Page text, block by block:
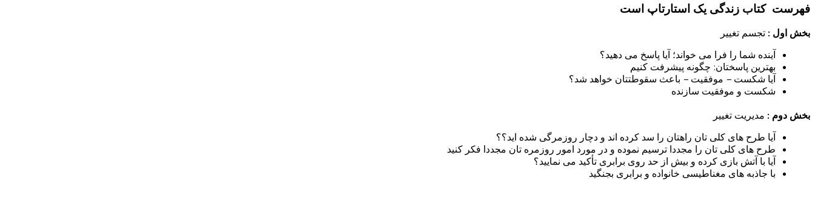
فهرست کتاب زندگی یک استارتاپ است
بخش اول : تجسم تغییر
آینده شما را فرا می خواند؛ آیا پاسخ می دهید؟
بهترین پاسختان: چگونه پیشرفت کنیم
آیا شکست – موفقیت – باعث سقوطتتان خواهد شد؟
شکست و موفقیت سازنده
بخش دوم : مدیریت تغییر
آیا طرح های کلی تان راهتان را سد کرده اند و دچار روزمرگی شده اید؟؟
طرح های کلی تان را مجددا ترسیم نموده و در مورد امور روزمره تان مجددا فکر کنید
آیا با آتش بازی کرده و بیش از حد روی برابری تأکید می نمایید؟
با جاذبه های مغناطیسی خانواده و برابری بجنگید